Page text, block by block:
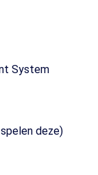
System
deze)